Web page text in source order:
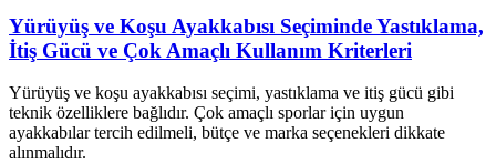
Yürüyüş ve Koşu Ayakkabısı Seçiminde Yastıklama,
İtiş Gücü ve Çok Amaçlı Kullanım Kriterleri
Yürüyüş ve koşu ayakkabısı seçimi, yastıklama ve itiş gücü gibi
teknik özelliklere bağlıdır. Çok amaçlı sporlar için uygun
ayakkabılar tercih edilmeli, bütçe ve marka seçenekleri dikkate
alınmalıdır.